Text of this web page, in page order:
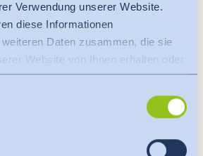
Verwendung unserer Website.
diese Informationen
Daten zusammen, die sie
Website von Ihnen erhalten oder
an ein Drittland oder
statt. Berücksichtigt
besagt, dass es sich um ein
Kontakt
Newsletter